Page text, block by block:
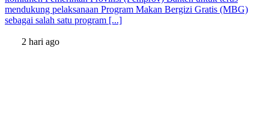
mendukung pelaksanaan Program Makan Bergizi Gratis (MBG)
sebagai salah satu program [...]
2 hari ago